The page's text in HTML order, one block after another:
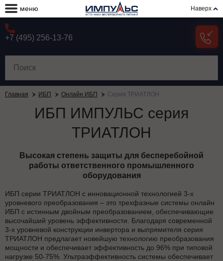
меню Наверх
+7 (495) 256-13-76
Главная ИБП Онлайн ИБП Серия ТРИАТЛОН
ИБП ИМПУЛЬС серия
ТРИАТЛОН
Высокая степень защиты для бесперебойной
работы ответственного промышленного
оборудования
ИБП серии ТРИАТЛОН с инновационной технологией 3-х
уровневого преобразования – это трехфазные системы онлайн
ИБП с истинным двойным преобразованием, обеспечивающие
высочайший уровень эффективности. Благодаря современной
3-х уровневой конструкции инвертора и выпрямителя серия
ТРИАТЛОН предлагает новейшую технологию преобразования
мощности и обеспечивает эффективность до 96% при типовой
нагрузке 50-75%. Ультраэффективность системы обеспечивает